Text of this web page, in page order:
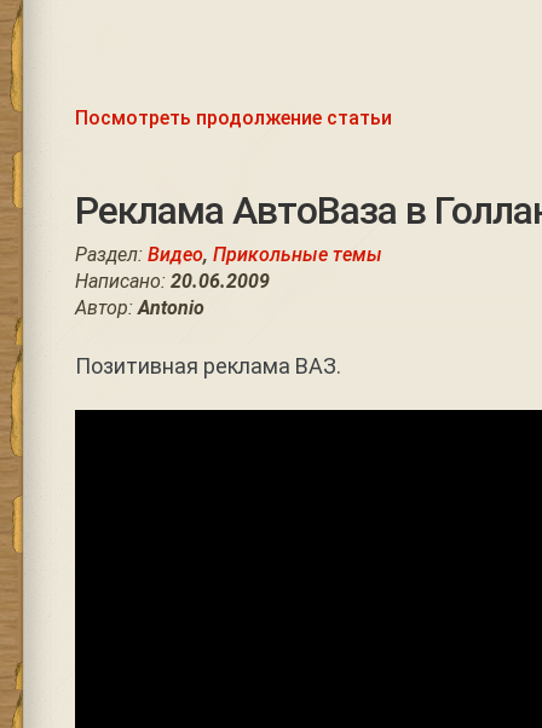
Посмотреть продолжение статьи
Реклама АвтоВаза в
Раздел: Видео, Прикольные темы
Написано: 20.06.2009
Автор: Antonio
Позитивная реклама ВАЗ.